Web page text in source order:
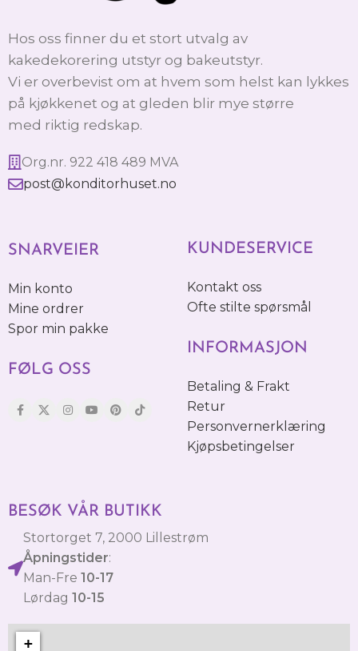
Hos oss finner du et stort utvalg av
kakedekorering utstyr og bakeutstyr.
Vi er overbevist om at hvem som helst kan lykkes
på kjøkkenet og at gleden blir mye større
med riktig redskap.
Org.nr. 922 418 489 MVA
post@konditorhuset.no
SNARVEIER
Min konto
Mine ordrer
Spor min pakke
FØLG OSS
KUNDESERVICE
Kontakt oss
Ofte stilte spørsmål
INFORMASJON
Betaling & Frakt
Retur
Personvernerklæring
Kjøpsbetingelser
BESØK VÅR BUTIKK
Stortorget 7, 2000 Lillestrøm
Åpningstider:
Man-Fre 10-17
Lørdag 10-15
+